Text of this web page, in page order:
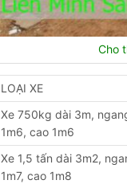
Cho
LOẠI XE
Xe 750kg dài 3m,
1m6, cao 1m6
Xe 1,5 tấn dài 3m2,
1m7, cao 1m8